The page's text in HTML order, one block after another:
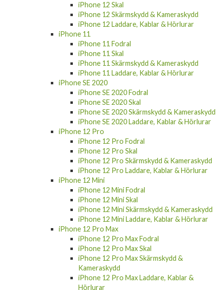
iPhone 12 Skal
iPhone 12 Skärmskydd & Kameraskydd
iPhone 12 Laddare, Kablar & Hörlurar
iPhone 11
iPhone 11 Fodral
iPhone 11 Skal
iPhone 11 Skärmskydd & Kameraskydd
iPhone 11 Laddare, Kablar & Hörlurar
iPhone SE 2020
iPhone SE 2020 Fodral
iPhone SE 2020 Skal
iPhone SE 2020 Skärmskydd & Kameraskydd
iPhone SE 2020 Laddare, Kablar & Hörlurar
iPhone 12 Pro
iPhone 12 Pro Fodral
iPhone 12 Pro Skal
iPhone 12 Pro Skärmskydd & Kameraskydd
iPhone 12 Pro Laddare, Kablar & Hörlurar
iPhone 12 Mini
iPhone 12 Mini Fodral
iPhone 12 Mini Skal
iPhone 12 Mini Skärmskydd & Kameraskydd
iPhone 12 Mini Laddare, Kablar & Hörlurar
iPhone 12 Pro Max
iPhone 12 Pro Max Fodral
iPhone 12 Pro Max Skal
iPhone 12 Pro Max Skärmskydd &
Kameraskydd
iPhone 12 Pro Max Laddare, Kablar &
Hörlurar